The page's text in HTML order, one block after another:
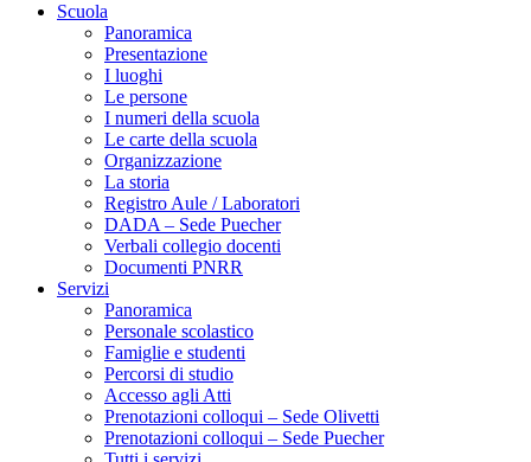
Scuola
Panoramica
Presentazione
I luoghi
Le persone
I numeri della scuola
Le carte della scuola
Organizzazione
La storia
Registro Aule / Laboratori
DADA – Sede Puecher
Verbali collegio docenti
Documenti PNRR
Servizi
Panoramica
Personale scolastico
Famiglie e studenti
Percorsi di studio
Accesso agli Atti
Prenotazioni colloqui – Sede Olivetti
Prenotazioni colloqui – Sede Puecher